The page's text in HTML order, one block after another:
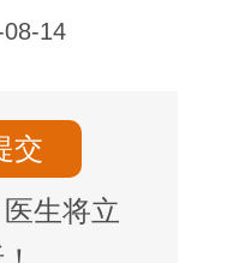
14
生将立